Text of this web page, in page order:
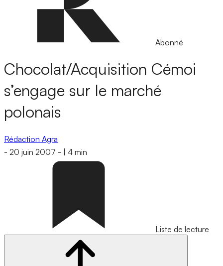
Abonné
Chocolat/Acquisition Cémoi
s’engage sur le marché
polonais
Rédaction Agra
- 20 juin 2007 - 4 min
Liste de lecture